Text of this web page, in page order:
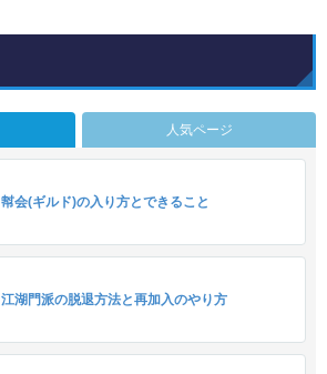
人気ページ
幇会(ギルド)の入り方とできること
江湖門派の脱退方法と再加入のやり方